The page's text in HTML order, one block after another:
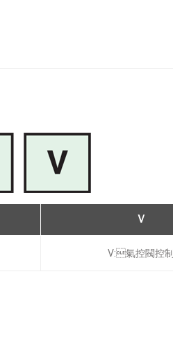
Ｖ
V:氣控閥控制